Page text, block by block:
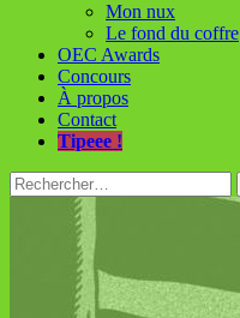
Mon nux
Le fond du coffre
OEC Awards
Concours
À propos
Contact
Tipeee !
Rechercher :